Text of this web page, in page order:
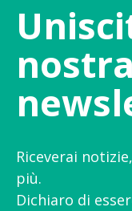
nostra
Riceverai
più.
Dichiaro di